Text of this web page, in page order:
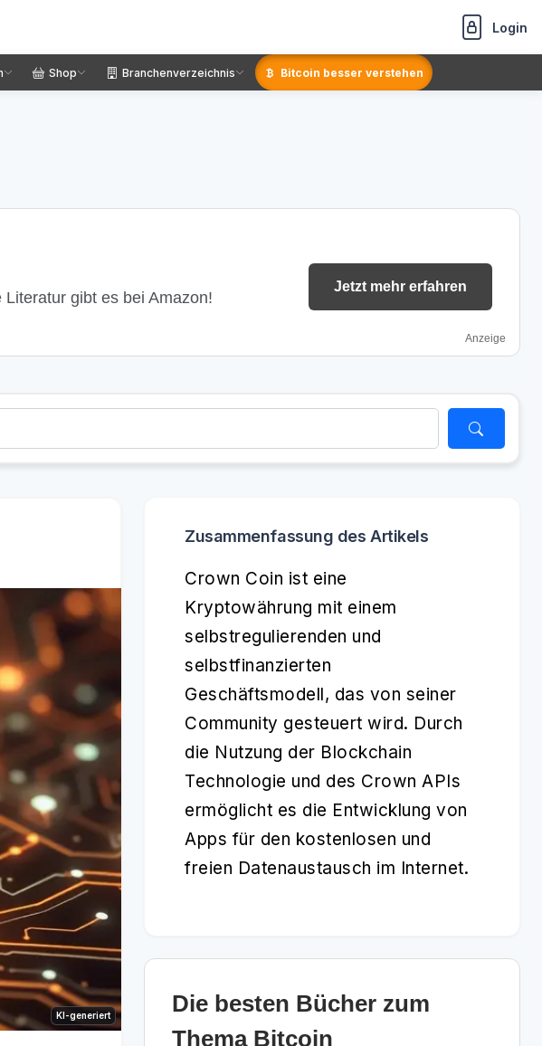
Login
Shop Branchenverzeichnis Bitcoin besser verstehen
gibt es bei Amazon!
Jetzt mehr erfahren
Anzeige
KI-generiert
Zusammenfassung des Artikels
Crown Coin ist eine
Kryptowährung mit einem
selbstregulierenden und
selbstfinanzierten
Geschäftsmodell, das von seiner
Community gesteuert wird. Durch
die Nutzung der Blockchain
Technologie und des Crown APIs
ermöglicht es die Entwicklung von
Apps für den kostenlosen und
freien Datenaustausch im Internet.
Die besten Bücher zum
Thema Bitcoin